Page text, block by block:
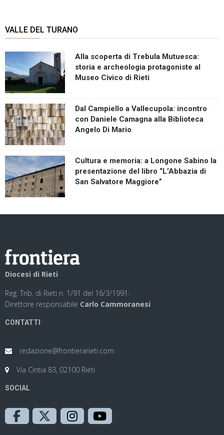
VALLE DEL TURANO
Alla scoperta di Trebula Mutuesca:
storia e archeologia protagoniste al
Museo Civico di Rieti
Dal Campiello a Vallecupola: incontro
con Daniele Camagna alla Biblioteca
Angelo Di Mario
Cultura e memoria: a Longone Sabino la
presentazione del libro “L’Abbazia di
San Salvatore Maggiore”
Diocesi di Rieti
Reg. Trib. di Rieti n. 1/91 del 16/3/1991.
Direttore responsabile Carlo Cammoranesi
CONTATTI
redazione@frontierarieti.com
Via Cintia 83, 02100 Rieti
SOCIAL